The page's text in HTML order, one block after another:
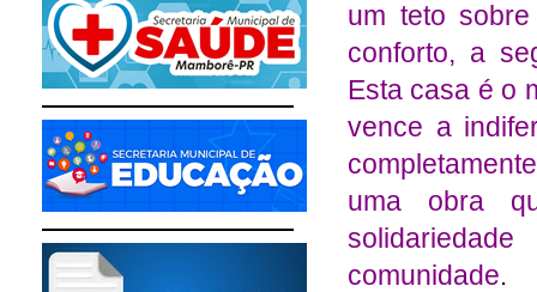
um teto
conforto, a
Esta casa é o
vence a
uma obra
comunidade.